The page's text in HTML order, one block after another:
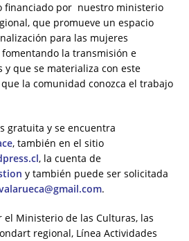
financiado por nuestro ministerio
que promueve un espacio
para las mujeres
la transmisión e
y que se materializa con este
la comunidad conozca el trabajo
gratuita y se encuentra
, también en el sitio
, la cuenta de
y también puede ser solicitada
.
el Ministerio de las Culturas, las
regional, Línea Actividades